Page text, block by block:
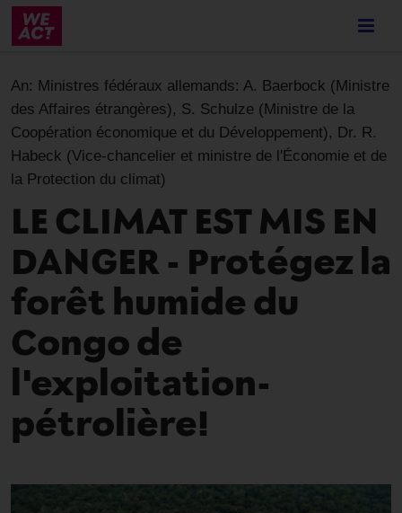
Skip
content
An: Ministres fédéraux allemands: A. Baerbock (Ministre
des Affaires étrangères), S. Schulze (Ministre de la
Coopération économique et du Développement), Dr. R.
Habeck (Vice-chancelier et ministre de l'Économie et de
la Protection du climat)
LE CLIMAT EST MIS EN
DANGER - Protégez la
forêt humide du
Congo de
l'exploitation-
pétrolière!